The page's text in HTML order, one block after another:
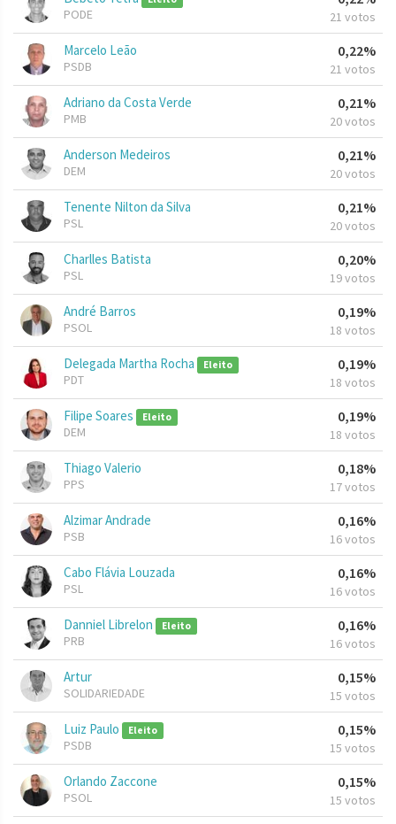
PODE 21 votos
Marcelo Leão
PSDB
0,22%
21 votos
Adriano da Costa Verde
PMB
0,21%
20 votos
Anderson Medeiros
DEM
0,21%
20 votos
Tenente Nilton da Silva
PSL
0,21%
20 votos
Charlles Batista
PSL
0,20%
19 votos
André Barros
PSOL
0,19%
18 votos
Delegada Martha Rocha Eleito
PDT
0,19%
18 votos
Filipe Soares Eleito
DEM
0,19%
18 votos
Thiago Valerio
PPS
0,18%
17 votos
Alzimar Andrade
PSB
0,16%
16 votos
Cabo Flávia Louzada
PSL
0,16%
16 votos
Danniel Librelon Eleito
PRB
0,16%
16 votos
Artur
SOLIDARIEDADE
0,15%
15 votos
Luiz Paulo Eleito
PSDB
0,15%
15 votos
Orlando Zaccone
PSOL
0,15%
15 votos